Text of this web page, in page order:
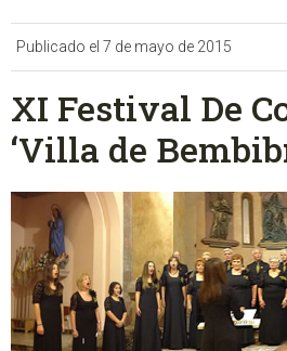
Publicado el 7 de mayo de 2015
XI Festival De
‘Villa de